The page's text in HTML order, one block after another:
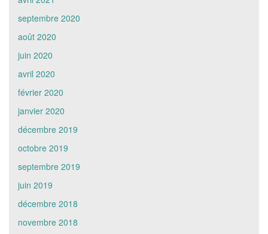
septembre 2020
août 2020
juin 2020
avril 2020
février 2020
janvier 2020
décembre 2019
octobre 2019
septembre 2019
juin 2019
décembre 2018
novembre 2018